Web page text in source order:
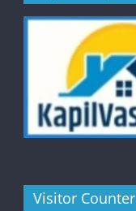
Visitor Counter